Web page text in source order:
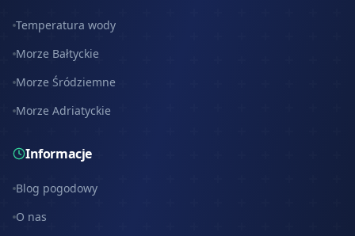
Temperatura wody
Morze Bałtyckie
Morze Śródziemne
Morze Adriatyckie
Informacje
Blog pogodowy
O nas